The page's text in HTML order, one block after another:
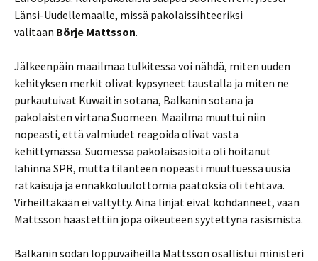
Länsi-Uudellemaalle, missä pakolaissihteeriksi
valitaan Börje Mattsson.
Jälkeenpäin maailmaa tulkitessa voi nähdä, miten uuden
kehityksen merkit olivat kypsyneet taustalla ja miten ne
purkautuivat Kuwaitin sotana, Balkanin sotana ja
pakolaisten virtana Suomeen. Maailma muuttui niin
nopeasti, että valmiudet reagoida olivat vasta
kehittymässä. Suomessa pakolaisasioita oli hoitanut
lähinnä SPR, mutta tilanteen nopeasti muuttuessa uusia
ratkaisuja ja ennakkoluulottomia päätöksiä oli tehtävä.
Virheiltäkään ei vältytty. Aina linjat eivät kohdanneet, vaan
Mattsson haastettiin jopa oikeuteen syytettynä rasismista.
Balkanin sodan loppuvaiheilla Mattsson osallistui ministeri